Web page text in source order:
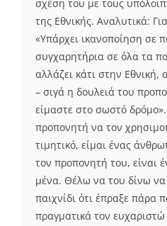
σχέση του με τους
της Εθνικής. Αναλυτικά:
«Υπάρχει ικανοποίηση σε
συγχαρητήρια σε όλα τα
αλλάζει κάτι στην Εθνική,
– σιγά η δουλειά του
είμαστε στο σωστό
προπονητή να τον
τιμητικό, είμαι ένας
τον προπονητή του, είναι
μένα. Θέλω να του δίνω να
παιχνίδι ότι έπραξε πάρα
πραγματικά τον